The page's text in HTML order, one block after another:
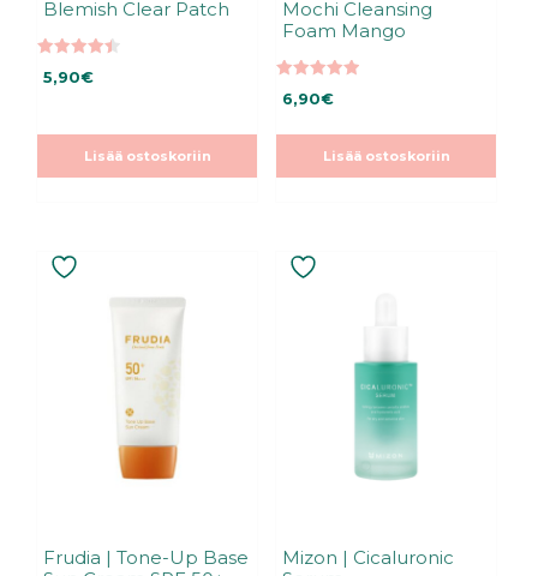
Blemish Clear Patch
5:stä
5,90€
Lisää ostoskoriin
Mochi Cleansing
Foam Mango
5:stä
6,90€
Lisää ostoskoriin
Frudia | Tone-Up Base
Mizon | Cicaluronic